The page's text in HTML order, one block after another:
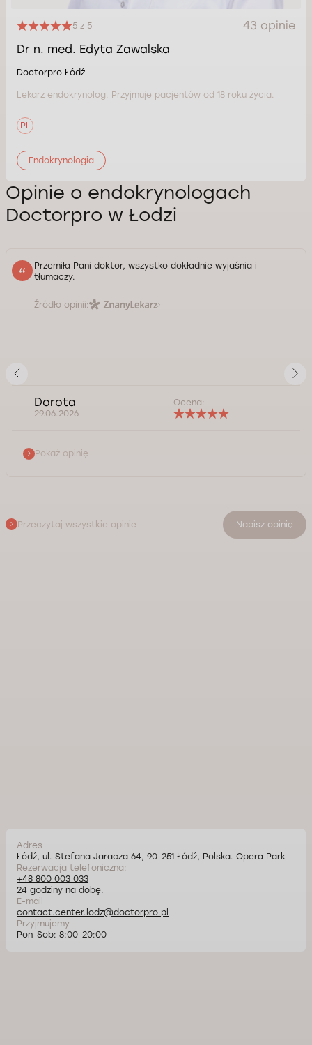
5 z 5
43 opinie
Dr n. med. Edyta Zawalska
Doctorpro Łódź
Lekarz endokrynolog. Przyjmuje pacjentów od 18 roku życia.
PL
Endokrynologia
Opinie o endokrynologach
Doctorpro w Łodzi
Przemiła Pani doktor, wszystko dokładnie wyjaśnia i
tłumaczy.
Źródło opinii:
Dorota
29.06.2026
Ocena:
Pokaż opinię
Przeczytaj wszystkie opinie Napisz opinię
Adres
Łódź, ul. Stefana Jaracza 64, 90-251 Łódź, Polska. Opera Park
Rezerwacja telefoniczna:
+48 800 003 033
24 godziny na dobę.
E-mail
contact.center.lodz@doctorpro.pl
Przyjmujemy
Pon-Sob: 8:00-20:00